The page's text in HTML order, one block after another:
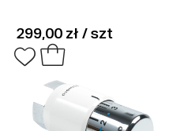
299,00 zł / szt